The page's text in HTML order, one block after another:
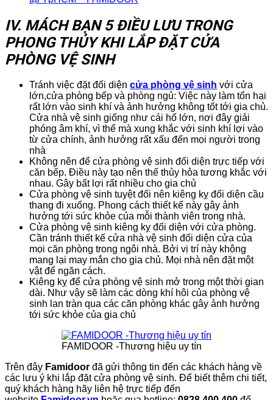
IV. MÁCH BẠN 5 ĐIỀU LƯU TRONG
PHONG THỦY KHI LẮP ĐẶT CỬA
PHÒNG VỆ SINH
Tránh việc đặt đối diện cửa phòng vệ sinh với cửa
lớn,cửa phòng bếp và phòng ngủ: Việc này làm tổn hại
rất lớn vào sinh khí và ảnh hưởng không tốt tới gia chủ.
Cửa nhà vệ sinh giống như cái hố lớn, nơi đây giải
phóng âm khí, vì thế mà xung khắc với sinh khí lợi vào
từ cửa chính, ảnh hưởng rất xấu đến mọi người trong
nhà
Không nên để cửa phòng vệ sinh đối diện trực tiếp với
căn bếp. Điều này tạo nên thế thủy hỏa tương khắc với
nhau. Gây bất lợi rất nhiều cho gia chủ
Cửa phòng vệ sinh tuyệt đối nên kiêng kỵ đối diện cầu
thang đi xuống. Phong cách thiết kế này gây ảnh
hưởng tới sức khỏe của mỗi thành viên trong nhà.
Cửa phòng vệ sinh kiêng kỵ đối diện với cửa phòng.
Cần tránh thiết kế cửa nhà vệ sinh đối diện cửa của
mọi căn phòng trong ngôi nhà. Bởi vị trí này không
mang lại may mắn cho gia chủ. Mọi nhà nên đặt một
vật để ngăn cách.
Kiêng kỵ để cửa phòng vệ sinh mở trong một thời gian
dài. Như vậy sẽ làm các dòng khí hôi của phòng vệ
sinh lan tràn qua các căn phòng khác gây ảnh hưởng
tới sức khỏe của gia chủ
FAMIDOOR -Thương hiệu uy tín
Trên đây Famidoor đã gửi thông tin đến các khách hàng về
các lưu ý khi lắp đặt cửa phòng vệ sinh. Để biết thêm chi tiết,
quý khách hàng hãy liên hệ trực tiếp đến